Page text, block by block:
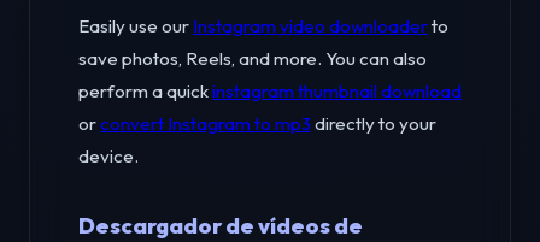
Easily use our Instagram video downloaderto
save photos, Reels, and more. You can also
perform a quickinstagram thumbnail download
orconvert Instagram to mp3 directly to your
device.
Descargador de vídeos de